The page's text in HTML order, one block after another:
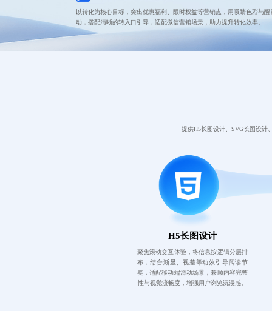
以转化为核心目标，突出优惠福利、限时权益等营销点，用吸睛色彩与
动，搭配清晰的转入口引导，适配微信营销场景，助力提升转化效率。
提供H5长图设计、SVG长图设计
H5长图设计
聚焦滚动交互体验，将信息按逻辑分层排
布，结合渐显、视差等动效引导阅读节
奏，适配移动端滑动场景，兼顾内容完整
性与视觉流畅度，增强用户浏览沉浸感。